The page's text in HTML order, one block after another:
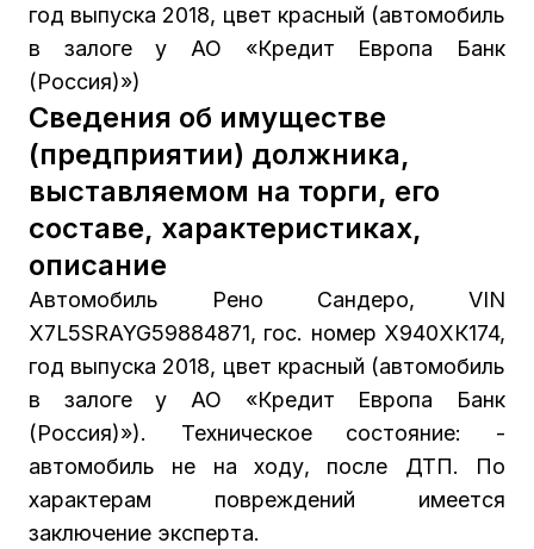
год выпуска 2018, цвет красный (автомобиль
в залоге у АО «Кредит Европа Банк
(Россия)»)
Сведения об имуществе
(предприятии) должника,
выставляемом на торги, его
составе, характеристиках,
описание
Автомобиль Рено Сандеро, VIN
X7L5SRAYG59884871, гос. номер Х940ХК174,
год выпуска 2018, цвет красный (автомобиль
в залоге у АО «Кредит Европа Банк
(Россия)»). Техническое состояние: -
автомобиль не на ходу, после ДТП. По
характерам повреждений имеется
заключение эксперта.